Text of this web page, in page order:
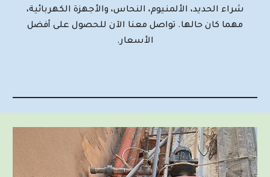
شراء الحديد، الألمنيوم، النحاس، والأجهزة الكهربائية،
مهما كان حالها. تواصل معنا الآن للحصول على أفضل
الأسعار.